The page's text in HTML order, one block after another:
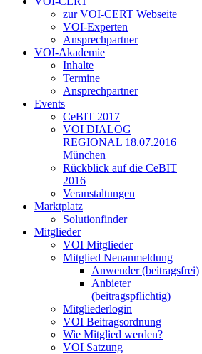
zur VOI-CERT Webseite
VOI-Experten
Ansprechpartner
VOI-Akademie
Inhalte
Termine
Ansprechpartner
Events
CeBIT 2017
VOI DIALOG
REGIONAL 18.07.2016
München
Rückblick auf die CeBIT
2016
Veranstaltungen
Marktplatz
Solutionfinder
Mitglieder
VOI Mitglieder
Mitglied Neuanmeldung
Anwender (beitragsfrei)
Anbieter
(beitragspflichtig)
Mitgliederlogin
VOI Beitragsordnung
Wie Mitglied werden?
VOI Satzung